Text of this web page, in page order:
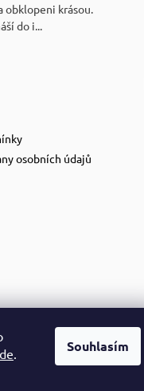
. Souhlasím
obklopeni krásou.
do i...
osobních údajů